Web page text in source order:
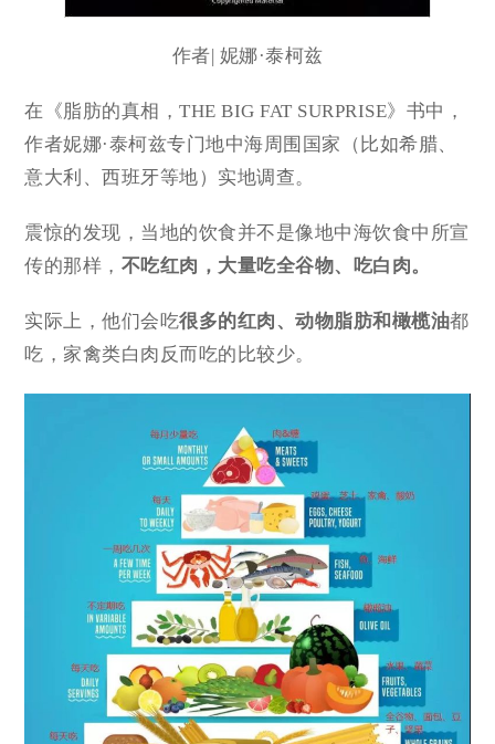
作者| 妮娜·泰柯兹
在《脂肪的真相，THE BIG FAT SURPRISE》书中，
作者妮娜·泰柯兹专门地中海周围国家（比如希腊、
意大利、西班牙等地）实地调查。
震惊的发现，当地的饮食并不是像地中海饮食中所宣
传的那样， 不吃红肉，大量吃全谷物、吃白肉。
实际上，他们会吃很多的红肉、动物脂肪和橄榄油都
吃，家禽类白肉反而吃的比较少。